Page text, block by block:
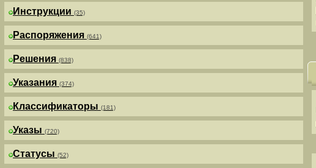
Инструкции (35)
Распоряжения (641)
Решения (838)
Указания (374)
Классификаторы (181)
Указы (720)
Статусы (52)